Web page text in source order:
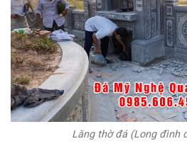
Lăng thờ đá (Long đình